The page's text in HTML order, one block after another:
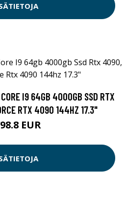
I9 64GB 4000GB SSD RTX
RTX 4090 144HZ 17.3"
EUR